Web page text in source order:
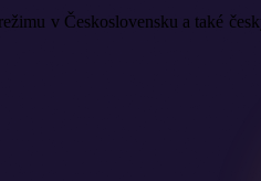
v Československu a také